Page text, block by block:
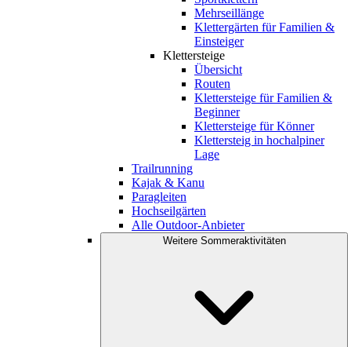
Mehrseillänge
Klettergärten für Familien &
Einsteiger
Klettersteige
Übersicht
Routen
Klettersteige für Familien &
Beginner
Klettersteige für Könner
Klettersteig in hochalpiner
Lage
Trailrunning
Kajak & Kanu
Paragleiten
Hochseilgärten
Alle Outdoor-Anbieter
Weitere Sommeraktivitäten